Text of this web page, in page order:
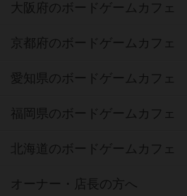
大阪府のボードゲームカフェ
京都府のボードゲームカフェ
愛知県のボードゲームカフェ
福岡県のボードゲームカフェ
北海道のボードゲームカフェ
オーナー・店長の方へ